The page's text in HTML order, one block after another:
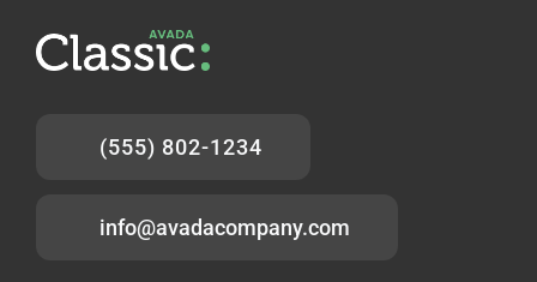
(555) 802-1234
info@avadacompany.com